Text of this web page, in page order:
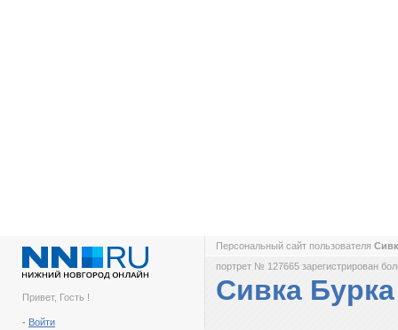
Привет, Гость !
- Войти
Персональный сайт пользователя
портрет № 127665 зарегистрирован
Сивка Бурка